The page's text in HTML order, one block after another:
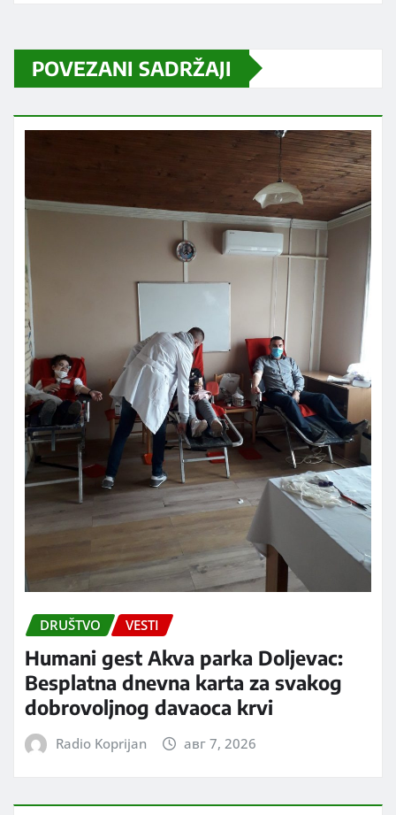
POVEZANI SADRŽAJI
DRUŠTVO VESTI
Humani gest Akva parka Doljevac:
Besplatna dnevna karta za svakog
dobrovoljnog davaoca krvi
Radio Koprijan авг 7, 2026